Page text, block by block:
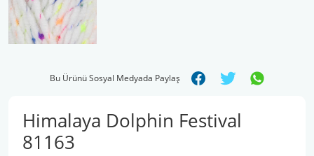
Bu Ürünü Sosyal Medyada Paylaş
Himalaya Dolphin Festival
81163